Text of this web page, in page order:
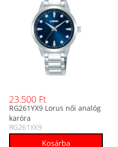
23.500 Ft
RG261YX9 Lorus női analóg
karóra
RG261YX9